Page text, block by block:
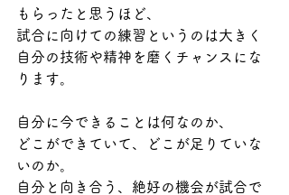
もらったと思うほど、
試合に向けての練習というのは大きく
自分の技術や精神を磨くチャンスにな
ります。
自分に今できることは何なのか、
どこができていて、どこが足りていな
いのか。
自分と向き合う、絶好の機会が試合で